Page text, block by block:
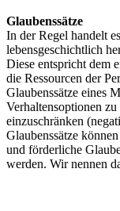
Glaubenssätze
In der Regel handelt
lebensgeschichtlich
Diese entspricht dem
die Ressourcen der
Glaubenssätze eines
Verhaltensoptionen
einzuschränken
Glaubenssätze
und förderliche
werden. Wir nennen